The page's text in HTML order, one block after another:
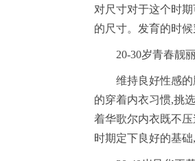
对尺寸对于这个时
的尺寸。发育的时
20-30岁青春靓
维持良好性感
的穿着内衣习惯,挑
着华歌尔内衣既不
时期定下良好的基